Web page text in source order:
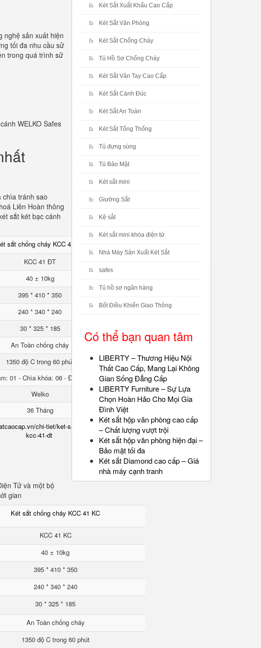
nghệ sản xuất hiện
tối đa nhu cầu sử
trong quá trình sử
WELKO Safes
chìa tránh sao
Liên Hoàn thông
sắt két bạc cánh
sắt chống cháy KCC 41 ĐT
KCC 41 ĐT
40 ± 10kg
395 * 410 * 350
240 * 340 * 240
30 * 325 * 185
An Toàn chống cháy
1350 độ C trong 60 phút
01 - Chìa khóa: 06 - Đổi mã: 01
Welko
36 Tháng
chi-tiet/ket-sat-chong-chay-
kcc-41-dt
Tử và một bộ
gian
Két sắt chống cháy KCC 41 KC
KCC 41 KC
40 ± 10kg
395 * 410 * 350
240 * 340 * 240
30 * 325 * 185
An Toàn chống cháy
1350 độ C trong 60 phút
Két Sắt Xuất Khẩu Cao Cấp
Két Sắt Văn Phòng
Két Sắt Chống Cháy
Tủ Hồ Sơ Chống Cháy
Két Sắt Vân Tay Cao Cấp
Két Sắt Cánh Đúc
Két Sắt An Toàn
Két Sắt Tổng Thống
Tủ đựng súng
Tủ Bảo Mật
Két sắt mini
Giường Sắt
Kệ sắt
Két sắt mini khóa điện tử
Nhà Máy Sản Xuất Két Sắt
safes
Tủ hồ sơ ngân hàng
Bốt Điều Khiển Giao Thông
Có thể bạn quan tâm
LIBERTY – Thương Hiệu Nội
Thất Cao Cấp, Mang Lại Không
Gian Sống Đẳng Cấp
LIBERTY Furniture – Sự Lựa
Chọn Hoàn Hảo Cho Mọi Gia
Đình Việt
Két sắt hộp văn phòng cao cấp
– Chất lượng vượt trội
Két sắt hộp văn phòng hiện đại –
Bảo mật tối đa
Két sắt Diamond cao cấp – Giá
nhà máy cạnh tranh